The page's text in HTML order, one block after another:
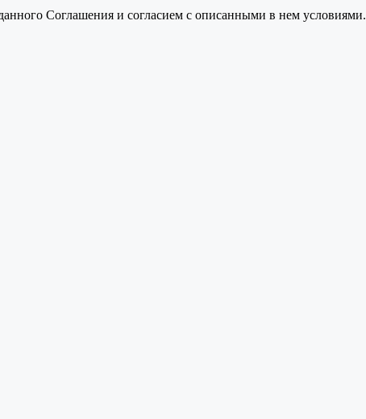
Соглашения и согласием с описанными в нем условиями.